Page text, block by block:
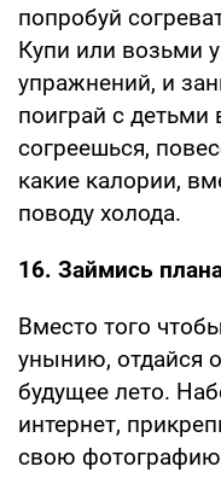
попробуй
Купи или возьми
упражнений, и
поиграй с
согреешься,
какие калории,
поводу холода.
16. Займись
Вместо того
унынию, отдайся
будущее лето.
интернет,
свою фотографию